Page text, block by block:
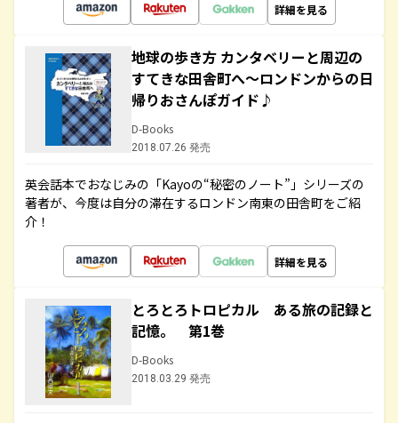
詳細を見る
地球の歩き方 カンタベリーと周辺の
すてきな田舎町へ～ロンドンからの日
帰りおさんぽガイド♪
D-Books
2018.07.26 発売
英会話本でおなじみの「Kayoの“秘密のノート”」シリーズの
著者が、今度は自分の滞在するロンドン南東の田舎町をご紹
介！
詳細を見る
とろとろトロピカル ある旅の記録と
記憶。 第1巻
D-Books
2018.03.29 発売